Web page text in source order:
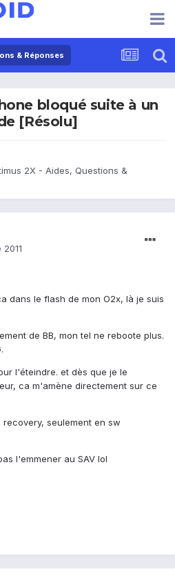
& Réponses
bloqué suite à un
[Résolu]
2X - Aides, Questions &
dans le flash de mon O2x, là je suis
de BB, mon tel ne reboote plus.
l'éteindre. et dès que je le
ca m'amène directement sur ce
seulement en sw
l'emmener au SAV lol